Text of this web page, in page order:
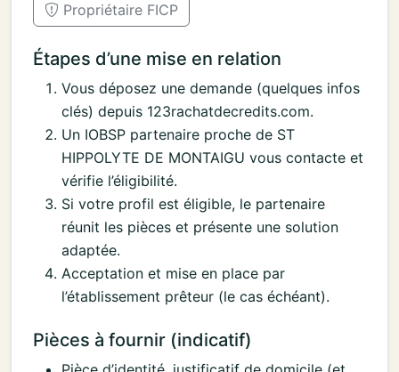
Propriétaire FICP
Étapes d’une mise en relation
Vous déposez une demande (quelques infos
clés) depuis 123rachatdecredits.com.
Un IOBSP partenaire proche de ST
HIPPOLYTE DE MONTAIGU vous contacte et
vérifie l’éligibilité.
Si votre profil est éligible, le partenaire
réunit les pièces et présente une solution
adaptée.
Acceptation et mise en place par
l’établissement prêteur (le cas échéant).
Pièces à fournir (indicatif)